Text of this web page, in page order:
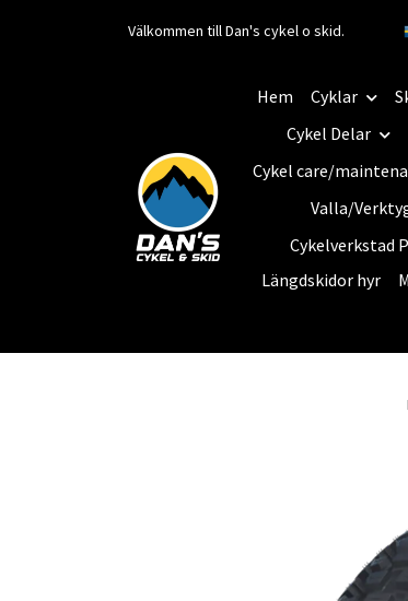
Välkommen till Dan's cykel o skid.
Hem Cyklar
Cykel Delar
Cykel care/
Valla/
Cykelverkstad
Längdskidor hyr